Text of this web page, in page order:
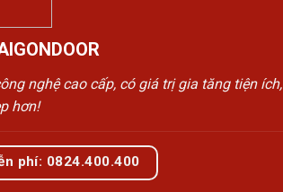
nghệ cao cấp, có giá trị gia tăng tiện ích,
hơn!
phí: 0824.400.400